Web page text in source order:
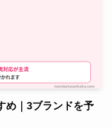
め｜3ブランドを予